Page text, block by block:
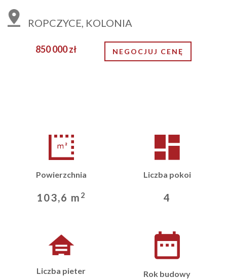
NEGOCJUJ CENĘ
850 000 zł
ROPCZYCE, KOLONIA
Powierzchnia
103,6 m 2
Liczba pokoi
4
Liczba pieter Rok budowy